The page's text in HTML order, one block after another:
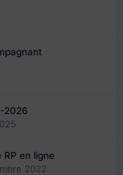
2026
en ligne
2022